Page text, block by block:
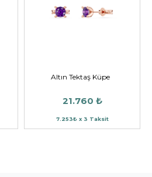
Altın Tektaş Küpe
21.760 ₺
7.253₺ x 3 Taksit